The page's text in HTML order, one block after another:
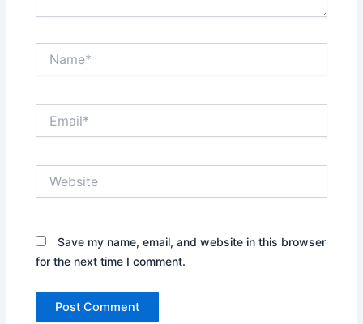
Save my name, email, and website in this browser
for the next time I comment.